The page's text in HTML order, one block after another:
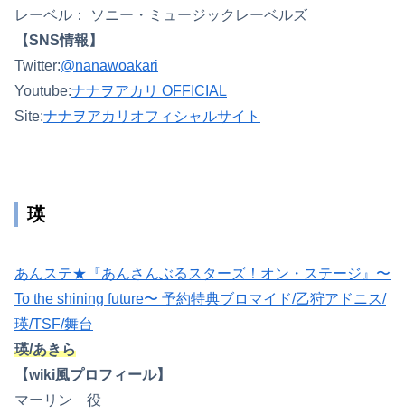
レーベル： ソニー・ミュージックレーベルズ
【SNS情報】
Twitter:@nanawoakari
Youtube:ナナヲアカリ OFFICIAL
Site:ナナヲアカリオフィシャルサイト
瑛
あんステ★『あんさんぶるスターズ！オン・ステージ』〜
To the shining future〜 予約特典ブロマイド/乙狩アドニス/
瑛/TSF/舞台
瑛/あきら
【wiki風プロフィール】
マーリン 役